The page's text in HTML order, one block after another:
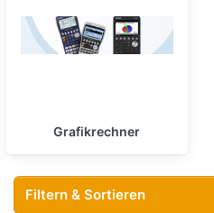
Grafikrechner
Filtern & Sortieren